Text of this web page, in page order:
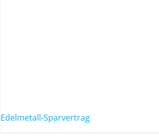
Edelmetall-Sparvertrag